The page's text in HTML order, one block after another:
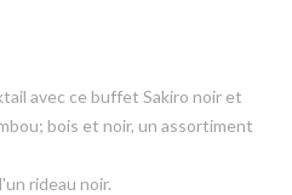
avec ce buffet Sakiro noir et
bois et noir, un assortiment
rideau noir.